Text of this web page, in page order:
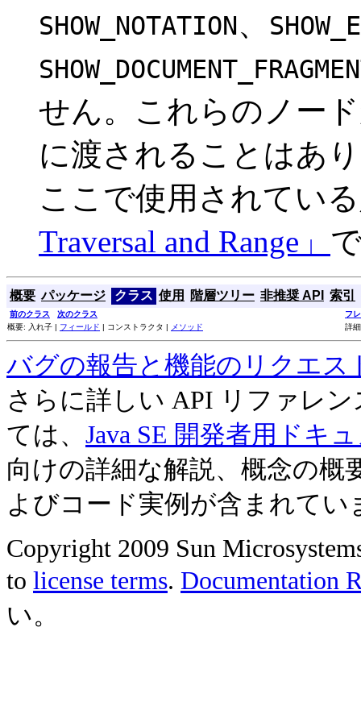
SHOW_NOTATION、
せん。これらのノー
に渡されることはあ
ここで使用されてい
Traversal and Range」
概要 パッケージ クラス 使用 階層ツリー 非推奨 API 索引
前のクラス 次のクラス
フ
概要: 入れ子 | フィールド | コンストラクタ | メソッド 詳
バグの報告と機能のリクエス
さらに詳しい API リファレ
ては、 Java SE 開発者用ドキ
向けの詳細な解説、概念の概
よびコード実例が含まれてい
Copyright 2009 Sun
to license terms. Documentation
い。